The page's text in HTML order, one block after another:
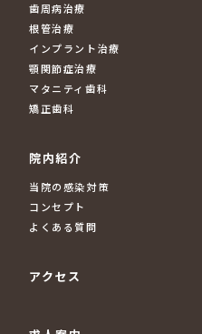
歯周病治療
根管治療
インプラント治療
顎関節症治療
マタニティ歯科
矯正歯科
院内紹介
当院の感染対策
コンセプト
よくある質問
アクセス